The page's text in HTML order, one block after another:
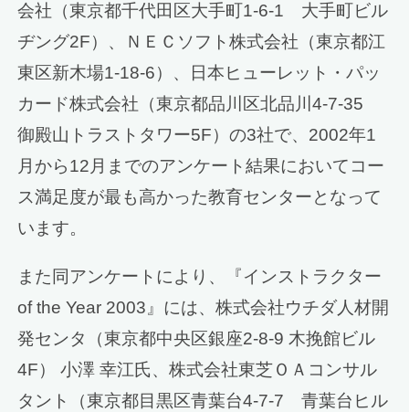
会社（東京都千代田区大手町1-6-1 大手町ビル
ヂング2F）、ＮＥＣソフト株式会社（東京都江
東区新木場1-18-6）、日本ヒューレット・パッ
カード株式会社（東京都品川区北品川4-7-35
御殿山トラストタワー5F）の3社で、2002年1
月から12月までのアンケート結果においてコー
ス満足度が最も高かった教育センターとなって
います。
また同アンケートにより、『インストラクター
of the Year 2003』には、株式会社ウチダ人材開
発センタ（東京都中央区銀座2-8-9 木挽館ビル
4F） 小澤 幸江氏、株式会社東芝ＯＡコンサル
タント（東京都目黒区青葉台4-7-7 青葉台ヒル